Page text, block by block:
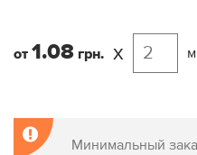
от 1.08 грн. x м
Минимальный